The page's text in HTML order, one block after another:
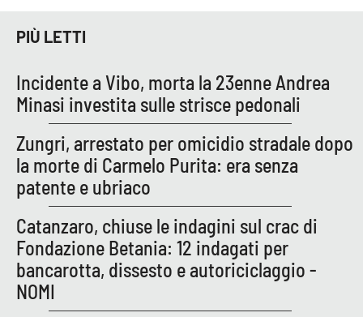
Cosenza
Lamezia Terme
PROGETTI
SPECIALI
Buona Sanità Calabria
LA
CALABRIAVISIONE
PIÙ LETTI
Incidente a Vibo, morta la 23enne Andrea
Minasi investita sulle strisce pedonali
Zungri, arrestato per omicidio stradale dopo
la morte di Carmelo Purita: era senza
patente e ubriaco
Catanzaro, chiuse le indagini sul crac di
Fondazione Betania: 12 indagati per
bancarotta, dissesto e autoriciclaggio -
NOMI